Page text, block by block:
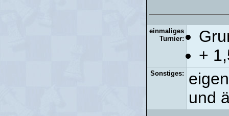
einmaliges
Turnier:
+
Sonstiges:
und